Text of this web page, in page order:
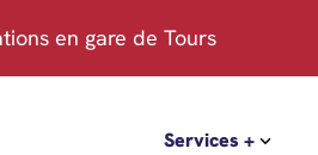
en gare de Tours
Services +